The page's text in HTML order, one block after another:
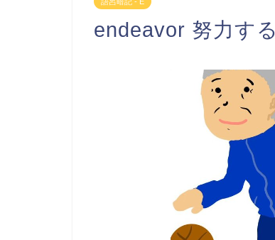
endeavor 努力する